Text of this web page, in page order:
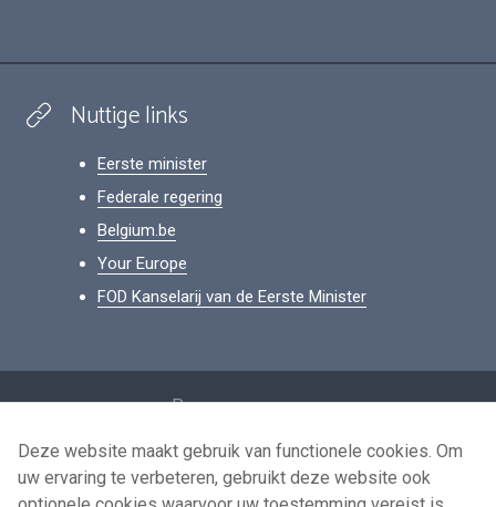
Nuttige links
Eerste minister
Federale regering
Belgium.be
Your Europe
FOD Kanselarij van de Eerste Minister
Persoonsgegevens
Voorwaarden voor het hergebruik
Contacteer ons
Deze website maakt gebruik van functionele cookies. Om
uw ervaring te verbeteren, gebruikt deze website ook